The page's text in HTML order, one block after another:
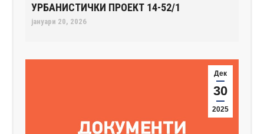
УРБАНИСТИЧКИ ПРОЕКТ 14-52/1
јануари 20, 2026
Дек
30
2025